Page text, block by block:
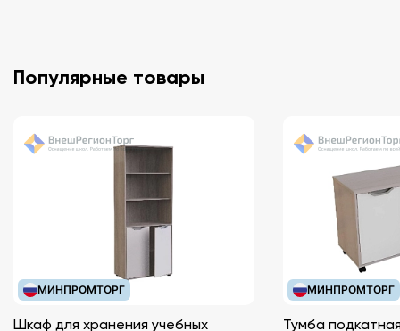
Популярные товары
МИНПРОМТОРГ
Шкаф для хранения учебных
МИНПРОМТОРГ
Тумба